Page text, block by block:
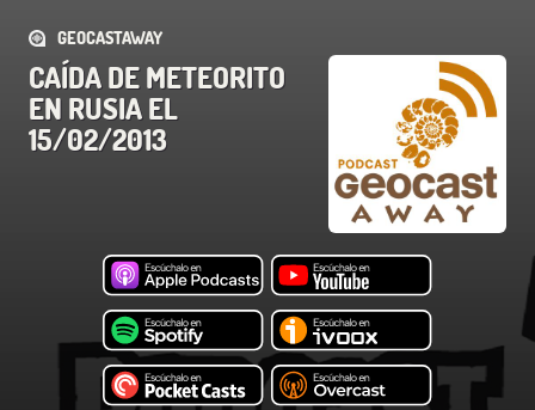
GEOCASTAWAY
CAÍDA DE METEORITO
EN RUSIA EL
15/02/2013